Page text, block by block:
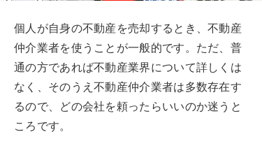
個人が自身の不動産を売却するとき、不動産
仲介業者を使うことが一般的です。ただ、普
通の方であれば不動産業界について詳しくは
なく、そのうえ不動産仲介業者は多数存在す
るので、どの会社を頼ったらいいのか迷うと
ころです。